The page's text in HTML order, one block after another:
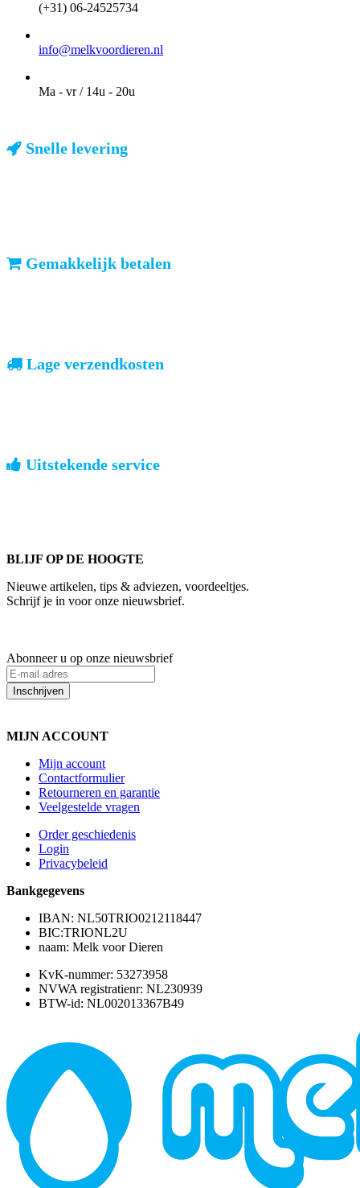
(+31) 06-24525734
info@melkvoordieren.nl
Ma - vr / 14u - 20u
Snelle levering
Gemakkelijk betalen
Lage verzendkosten
Uitstekende service
BLIJF OP DE HOOGTE
Nieuwe artikelen, tips & adviezen, voordeeltjes.
Schrijf je in voor onze nieuwsbrief.
Abonneer u op onze nieuwsbrief
Inschrijven
MIJN ACCOUNT
Mijn account
Contactformulier
Retourneren en garantie
Veelgestelde vragen
Order geschiedenis
Login
Privacybeleid
Bankgegevens
IBAN: NL50TRIO0212118447
BIC:TRIONL2U
naam: Melk voor Dieren
KvK-nummer: 53273958
NVWA registratienr: NL230939
BTW-id: NL002013367B49